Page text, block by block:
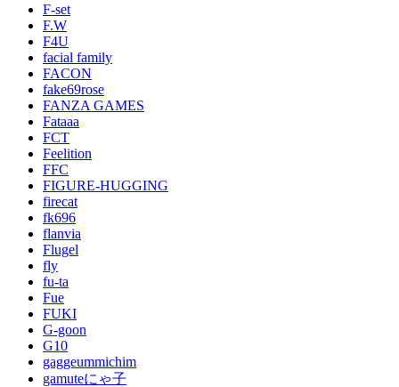
F-set
F.W
F4U
facial family
FACON
fake69rose
FANZA GAMES
Fataaa
FCT
Feelition
FFC
FIGURE-HUGGING
firecat
fk696
flanvia
Flugel
fly
fu-ta
Fue
FUKI
G-goon
G10
gaggeummichim
gamuteにゃ子